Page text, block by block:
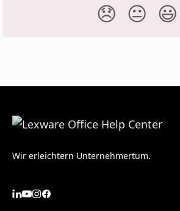
😞 😐 😃
Wir erleichtern Unternehmertum.